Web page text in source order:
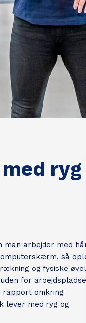
ryg
man arbejder med
så
og fysiske
for
rapport omkring
lever med ryg og